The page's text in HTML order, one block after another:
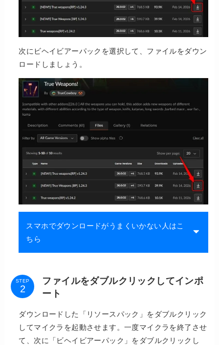
次にビヘイビアーパックを選択して、ファイルをダウン
ロードしましょう。
スマホでダウンロードがうまくいかない人はこ
ちら
STEP
ファイルをダブルクリックしてインポ
ート
ダウンロードした「リソースパック」をダブルクリック
してマイクラを起動させます。一度マイクラを終了させ
て、次に「ビヘイビアーパック」をダブルクリックし